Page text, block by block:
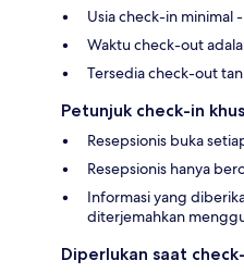
Usia check-in minimal -
Waktu check-out
Tersedia check-out
Petunjuk check-in
Resepsionis buka
Resepsionis hanya
Informasi yang
diterjemahkan
Diperlukan saat